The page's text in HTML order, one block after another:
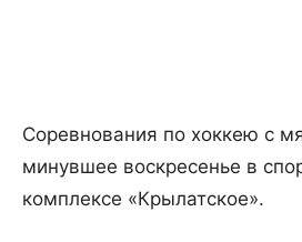
Соревнования по хоккею с
минувшее воскресенье в
комплексе «Крылатское».